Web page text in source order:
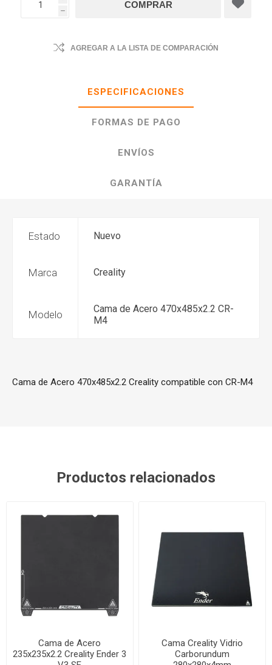
h
AGREGAR A LA LISTA DE COMPARACIÓN
ESPECIFICACIONES
FORMAS DE PAGO
ENVÍOS
GARANTÍA
Estado Nuevo
Marca Creality
Modelo
Cama de Acero 470x485x2.2 CR-
M4
Cama de Acero 470x485x2.2 Creality compatible con CR-M4
Productos relacionados
Cama de Acero
235x235x2.2 Creality Ender 3
Cama Creality Vidrio
Carborundum